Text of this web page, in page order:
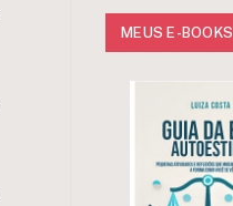
MEUS E-BOOKS